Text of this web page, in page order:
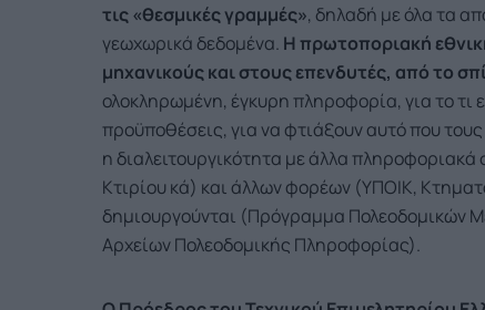
τις «θεσμικές γραμμές», δηλαδή με όλα τα
γεωχωρικά δεδομένα. Η πρωτοποριακή
μηχανικούς και στους επενδυτές, από το
ολοκληρωμένη, έγκυρη πληροφορία, για το τι
προϋποθέσεις, για να φτιάξουν αυτό που
η διαλειτουργικότητα με άλλα
Κτιρίου κά) και άλλων φορέων (ΥΠΟΙΚ,
δημιουργούνται (Πρόγραμμα Πολεοδομικών
Αρχείων Πολεοδομικής Πληροφορίας).